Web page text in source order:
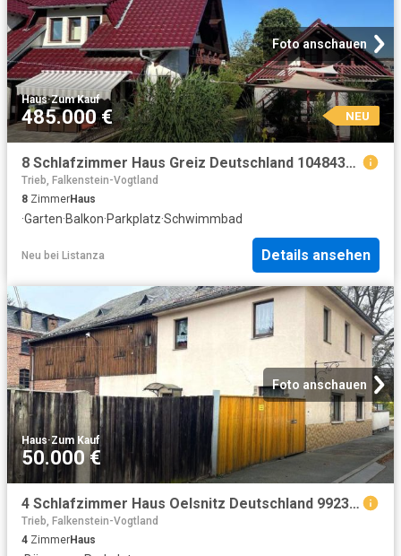
Foto anschauen
Haus·Zum Kauf
485.000 € NEU
8 Schlafzimmer Haus Greiz Deutschland 104843081
Trieb, Falkenstein-Vogtland
8 ZimmerHaus
·Garten·Balkon·Parkplatz·Schwimmbad
Neu bei Listanza Details ansehen
Foto anschauen
Haus·Zum Kauf
50.000 €
4 Schlafzimmer Haus Oelsnitz Deutschland 99234851
Trieb, Falkenstein-Vogtland
4 ZimmerHaus